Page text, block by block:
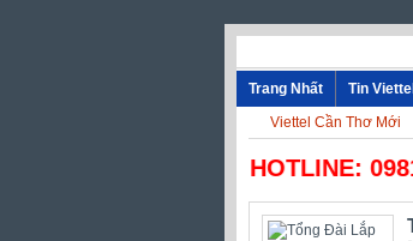
Trang Nhất Tin Viettel
Viettel Cần Thơ Mới
☎ HOTLINE: